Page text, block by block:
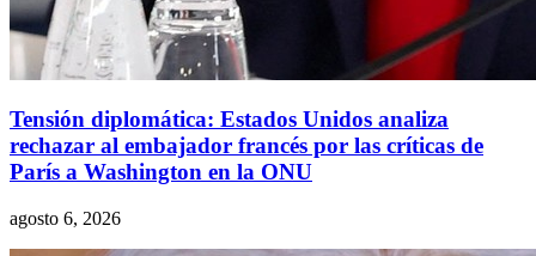
Tensión diplomática: Estados Unidos analiza
rechazar al embajador francés por las críticas de
París a Washington en la ONU
agosto 6, 2026